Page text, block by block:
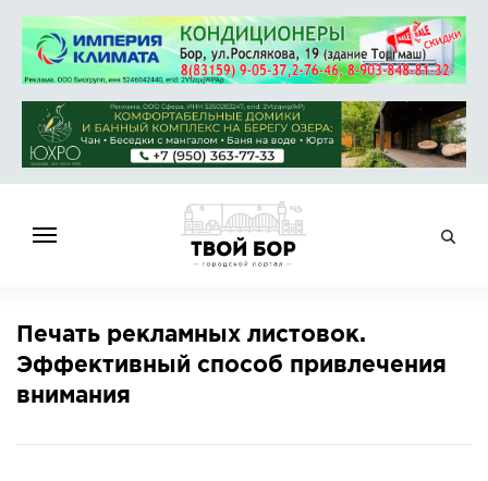
НОВОСТИ
СПРАВОЧНИК
Печать рекламных листовок.
Эффективный способ привлечения
внимания